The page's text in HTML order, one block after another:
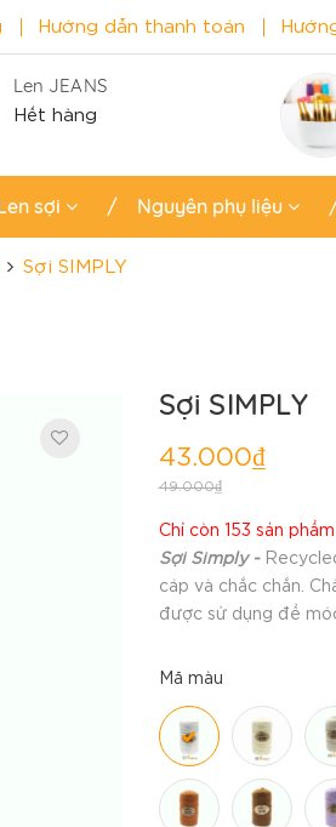
Hướng dẫn thanh toán
Len JEANS
Hết hàng
sợi Nguyên phụ liệu
Sợi SIMPLY
Sợi SIMPLY
43.000₫
49.000₫
Chỉ còn 153 sản phẩm
Sợi Simply -
cáp và chắc chắn.
được sử dụng để
Mã màu